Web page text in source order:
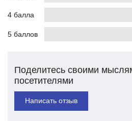
4 балла
5 баллов
Поделитесь своими
посетителями
Написать отзыв